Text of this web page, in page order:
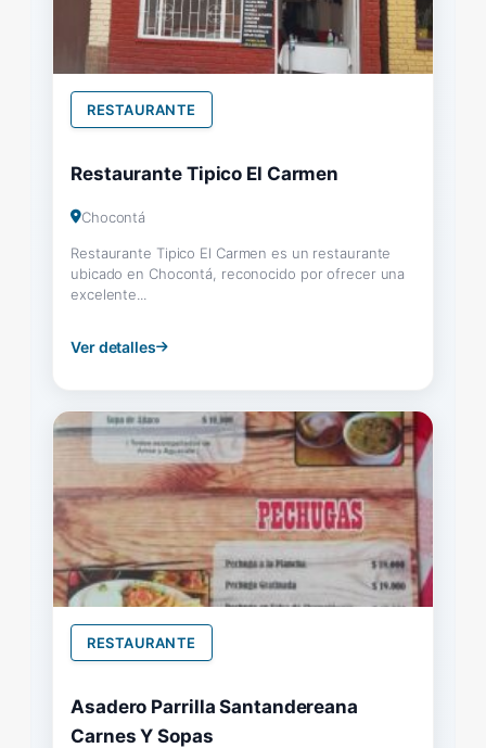
RESTAURANTE
Restaurante Tipico El Carmen
Chocontá
Restaurante Tipico El Carmen es un restaurante
ubicado en Chocontá, reconocido por ofrecer una
excelente...
Ver detalles
RESTAURANTE
Asadero Parrilla Santandereana
Carnes Y Sopas